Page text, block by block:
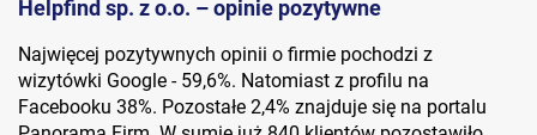
Helpfind sp. z o.o. – opinie pozytywne
Najwięcej pozytywnych opinii o firmie pochodzi z
wizytówki Google - 59,6%. Natomiast z profilu na
Facebooku 38%. Pozostałe 2,4% znajduje się na portalu